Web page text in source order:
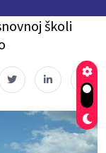
školi